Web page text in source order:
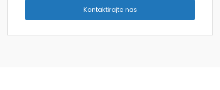
Kontaktirajte nas